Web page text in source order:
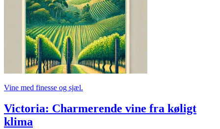
Vine med finesse og sjæl.
Victoria: Charmerende vine fra køligt
klima